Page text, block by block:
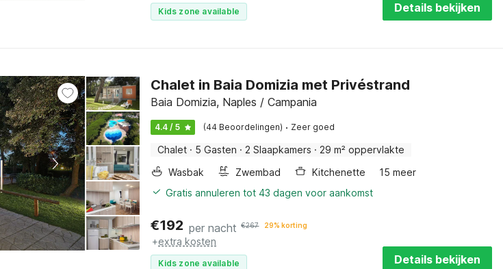
Kids zone available Details bekijken
Chalet in Baia Domizia met Privéstrand
Baia Domizia, Naples / Campania
4.4 / 5 (44 Beoordelingen) · Zeer goed
Chalet · 5 Gasten · 2 Slaapkamers · 29 m² oppervlakte
Wasbak
Zwembad Kitchenette
15 meer
Gratis annuleren tot 43 dagen voor aankomst
€192 per nacht €267 29% korting
+extra kosten
Kids zone available Details bekijken